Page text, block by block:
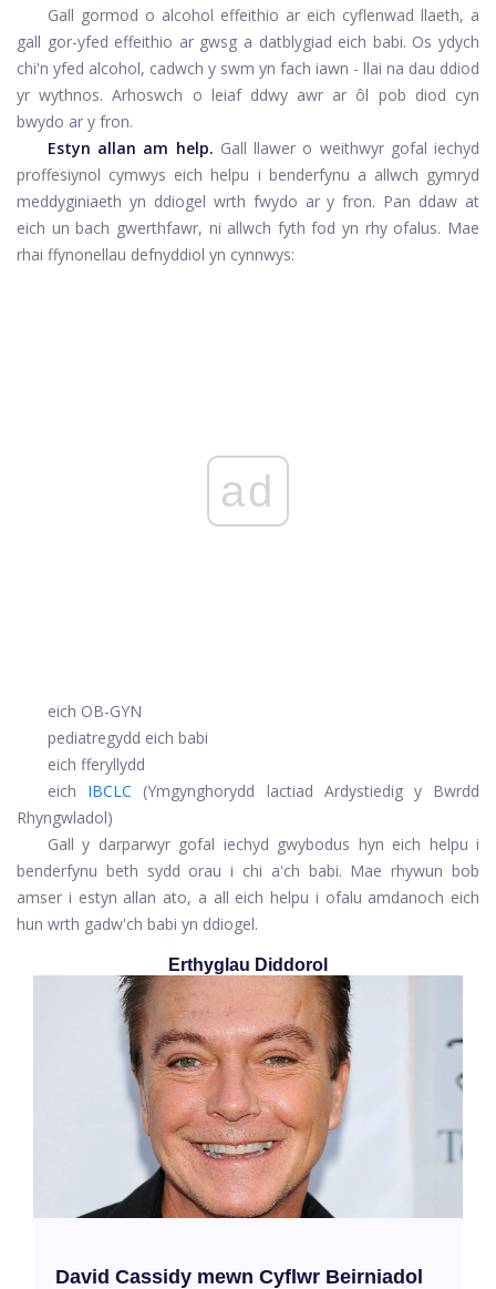
Gall gormod o alcohol effeithio ar eich cyflenwad llaeth, a
gall gor-yfed effeithio ar gwsg a datblygiad eich babi. Os ydych
chi'n yfed alcohol, cadwch y swm yn fach iawn - llai na dau ddiod
yr wythnos. Arhoswch o leiaf ddwy awr ar ôl pob diod cyn
bwydo ar y fron.
Estyn allan am help. Gall llawer o weithwyr gofal iechyd
proffesiynol cymwys eich helpu i benderfynu a allwch gymryd
meddyginiaeth yn ddiogel wrth fwydo ar y fron. Pan ddaw at
eich un bach gwerthfawr, ni allwch fyth fod yn rhy ofalus. Mae
rhai ffynonellau defnyddiol yn cynnwys:
ad
eich OB-GYN
pediatregydd eich babi
eich fferyllydd
eich
IBCLC
(Ymgynghorydd lactiad Ardystiedig y Bwrdd
Rhyngwladol)
Gall y darparwyr gofal iechyd gwybodus hyn eich helpu i
benderfynu beth sydd orau i chi a'ch babi. Mae rhywun bob
amser i estyn allan ato, a all eich helpu i ofalu amdanoch eich
hun wrth gadw'ch babi yn ddiogel.
Erthyglau Diddorol
David Cassidy mewn Cyflwr Beirniadol